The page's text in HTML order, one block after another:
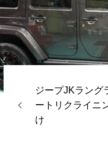
ジープJKラン
ートリクライニ
け